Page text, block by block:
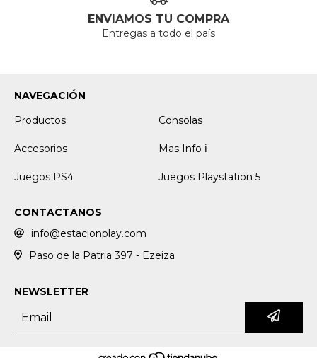
ENVIAMOS TU COMPRA
Entregas a todo el país
NAVEGACIÓN
Productos
Consolas
Accesorios Mas Info ℹ️
Juegos PS4 Juegos Playstation 5
CONTACTANOS
info@estacionplay.com
Paso de la Patria 397 - Ezeiza
NEWSLETTER